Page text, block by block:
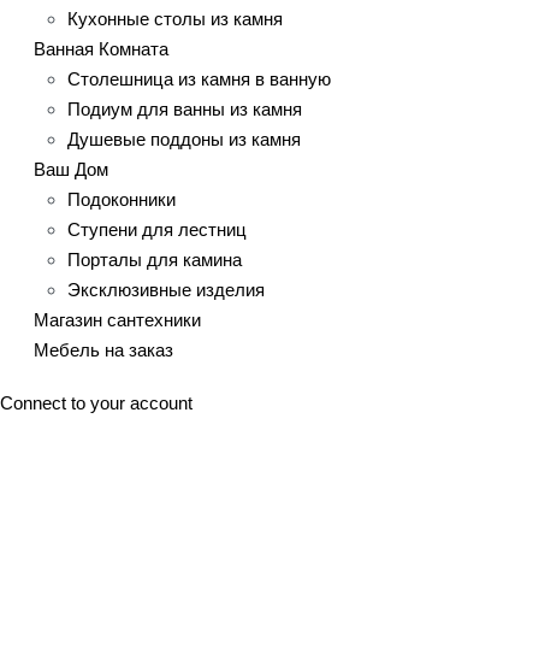
Кухонные столы из камня
Ванная Комната
Столешница из камня в ванную
Подиум для ванны из камня
Душевые поддоны из камня
Ваш Дом
Подоконники
Ступени для лестниц
Порталы для камина
Эксклюзивные изделия
Магазин сантехники
Мебель на заказ
Connect to your account